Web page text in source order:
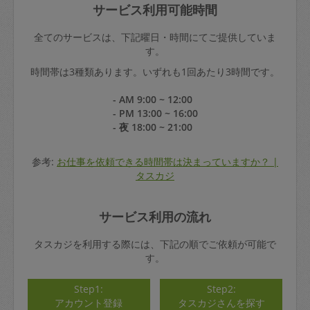
サービス利用可能時間
全てのサービスは、下記曜日・時間にてご提供していま
す。
時間帯は3種類あります。いずれも1回あたり3時間です。
- AM 9:00 ~ 12:00
- PM 13:00 ~ 16:00
- 夜 18:00 ~ 21:00
参考: お仕事を依頼できる時間帯は決まっていますか？ |
タスカジ
サービス利用の流れ
タスカジを利用する際には、下記の順でご依頼が可能で
す。
Step1:
アカウント登録
Step2:
タスカジさんを探す